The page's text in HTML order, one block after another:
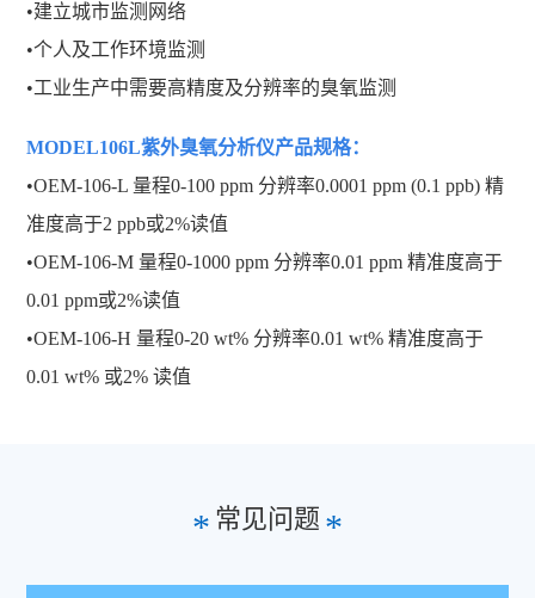
•建立城市监测网络
•个人及工作环境监测
•工业生产中需要高精度及分辨率的臭氧监测
MODEL106L紫外臭氧分析仪产品规格：
•OEM-106-L 量程0-100 ppm 分辨率0.0001 ppm (0.1 ppb) 精
准度高于2 ppb或2%读值
•OEM-106-M 量程0-1000 ppm 分辨率0.01 ppm 精准度高于
0.01 ppm或2%读值
•OEM-106-H 量程0-20 wt% 分辨率0.01 wt% 精准度高于
0.01 wt% 或2% 读值
* 常见问题 *